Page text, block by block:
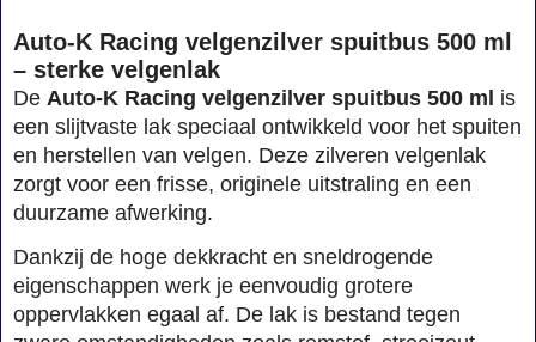
Auto-K Racing velgenzilver spuitbus 500 ml
– sterke velgenlak
De Auto-K Racing velgenzilver spuitbus 500 ml is
een slijtvaste lak speciaal ontwikkeld voor het spuiten
en herstellen van velgen. Deze zilveren velgenlak
zorgt voor een frisse, originele uitstraling en een
duurzame afwerking.
Dankzij de hoge dekkracht en sneldrogende
eigenschappen werk je eenvoudig grotere
oppervlakken egaal af. De lak is bestand tegen